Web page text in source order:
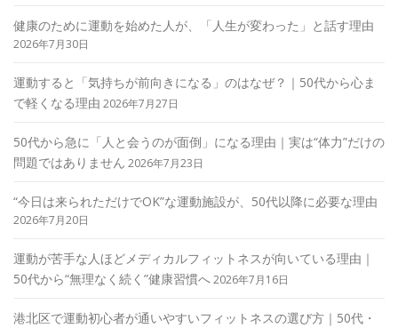
健康のために運動を始めた人が、「人生が変わった」と話す理由
2026年7月30日
運動すると「気持ちが前向きになる」のはなぜ？｜50代から心ま
で軽くなる理由 2026年7月27日
50代から急に「人と会うのが面倒」になる理由｜実は“体力”だけの
問題ではありません 2026年7月23日
“今日は来られただけでOK”な運動施設が、50代以降に必要な理由
2026年7月20日
運動が苦手な人ほどメディカルフィットネスが向いている理由｜
50代から“無理なく続く”健康習慣へ2026年7月16日
港北区で運動初心者が通いやすいフィットネスの選び方｜50代・